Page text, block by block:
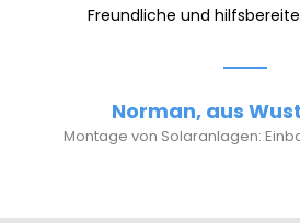
und hilfsbereite Installateure.
aus Wustermark
Solaranlagen: Einbau + Bereitstellung